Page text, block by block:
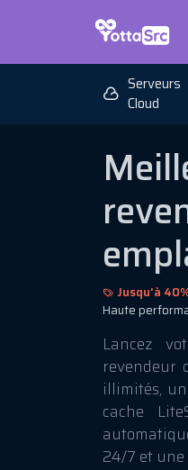
Serveurs
Cloud
Jusqu’à
Haute
Lancez
revendeur
illimités,
cache
24/7 et